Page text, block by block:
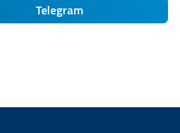
Telegram